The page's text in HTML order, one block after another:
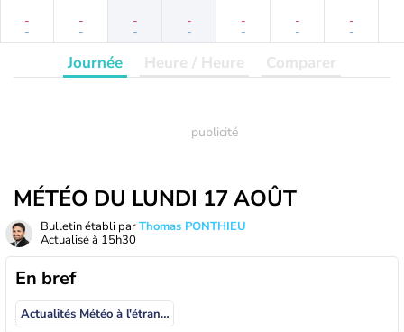
-
-
-
-
-
-
-
-
-
-
-
-
-
-
Journée Heure / Heure Comparer
MÉTÉO DU LUNDI 17 AOÛT
Bulletin établi parThomas PONTHIEU
Actualisé à 15h30
En bref
Actualités Météo à l'étranger